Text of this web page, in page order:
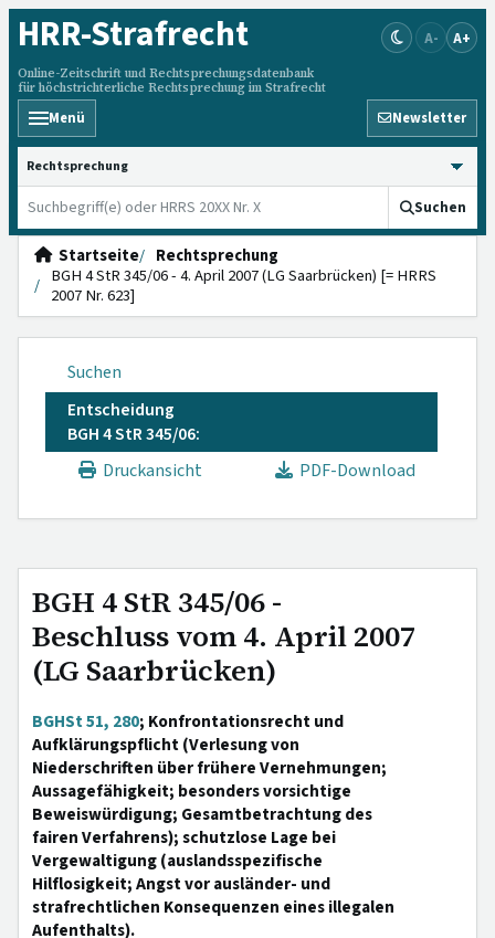
HRR-Strafrecht
Online-Zeitschrift und Rechtsprechungsdatenbank
für höchstrichterliche Rechtsprechung im Strafrecht
A- A+
Menü Newsletter
HRRS durchsuchen
Suchen
Startseite
Rechtsprechung
BGH 4 StR 345/06 - 4. April 2007 (LG Saarbrücken) [= HRRS
2007 Nr. 623]
Suchen
Entscheidung
BGH 4 StR 345/06:
Druckansicht
PDF-Download
BGH 4 StR 345/06 -
Beschluss vom 4. April 2007
(LG Saarbrücken)
BGHSt 51, 280; Konfrontationsrecht und
Aufklärungspflicht (Verlesung von
Niederschriften über frühere Vernehmungen;
Aussagefähigkeit; besonders vorsichtige
Beweiswürdigung; Gesamtbetrachtung des
fairen Verfahrens); schutzlose Lage bei
Vergewaltigung (auslandsspezifische
Hilflosigkeit; Angst vor ausländer- und
strafrechtlichen Konsequenzen eines illegalen
Aufenthalts).